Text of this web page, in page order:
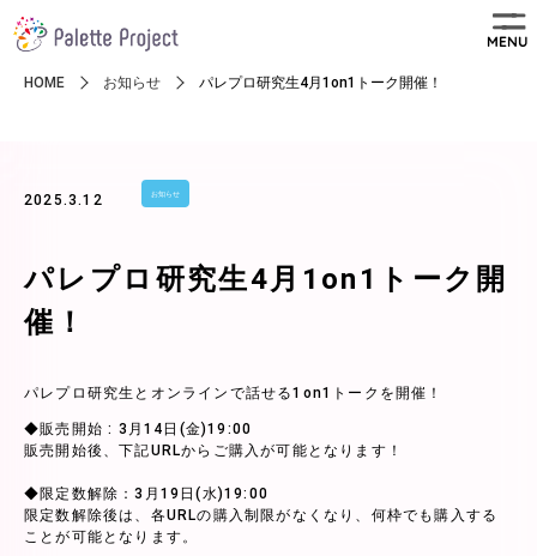
MENU
HOME お知らせ パレプロ研究生4月1on1トーク開催！
2025.3.12 お知らせ
パレプロ研究生4月1on1トーク開
催！
パレプロ研究生とオンラインで話せる1on1トークを開催！
◆販売開始 : 3月14日(金)19:00
販売開始後、下記URLからご購入が可能となります！
◆限定数解除：3月19日(水)19:00
限定数解除後は、各URLの購入制限がなくなり、何枠でも購入する
ことが可能となります。